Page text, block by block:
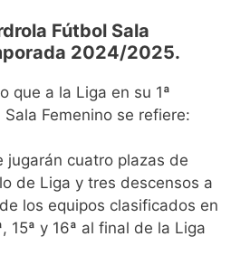
Fútbol Sala
2024/2025.
que a la Liga en su 1ª
Femenino se refiere:
jugarán cuatro plazas de
de Liga y tres descensos a
los equipos clasificados en
15ª y 16ª al final de la Liga